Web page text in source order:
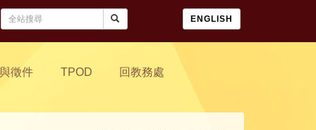
ENGLISH
徵件 TPOD 回教務處